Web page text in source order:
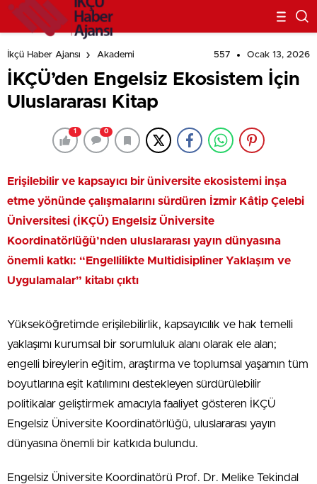
İkçü Haber Ajansı Akademi 557 Ocak 13, 2026
İKÇÜ’den Engelsiz Ekosistem İçin
Uluslararası Kitap
1 0
Erişilebilir ve kapsayıcı bir üniversite ekosistemi inşa
etme yönünde çalışmalarını sürdüren İzmir Kâtip Çelebi
Üniversitesi (İKÇÜ) Engelsiz Üniversite
Koordinatörlüğü’nden uluslararası yayın dünyasına
önemli katkı: “Engellilikte Multidisipliner Yaklaşım ve
Uygulamalar” kitabı çıktı
Yükseköğretimde erişilebilirlik, kapsayıcılık ve hak temelli
yaklaşımı kurumsal bir sorumluluk alanı olarak ele alan;
engelli bireylerin eğitim, araştırma ve toplumsal yaşamın tüm
boyutlarına eşit katılımını destekleyen sürdürülebilir
politikalar geliştirmek amacıyla faaliyet gösteren İKÇÜ
Engelsiz Üniversite Koordinatörlüğü, uluslararası yayın
dünyasına önemli bir katkıda bulundu.
Engelsiz Üniversite Koordinatörü Prof. Dr. Melike Tekindal